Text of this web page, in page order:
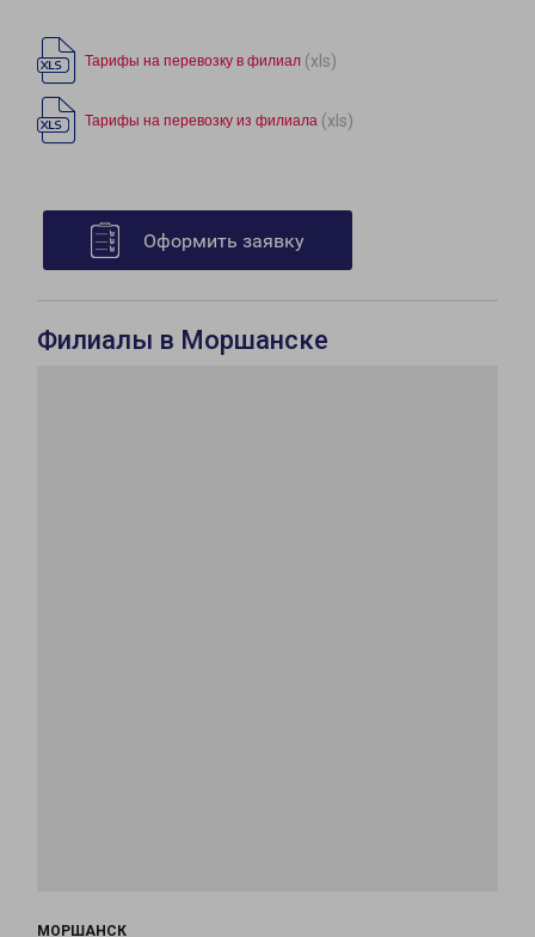
Тарифы на перевозку в филиал (xls)
Тарифы на перевозку из филиала (xls)
Оформить заявку
Филиалы в Моршанске
МОРШАНСК